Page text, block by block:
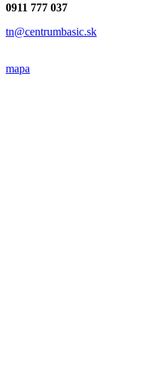
0911 777 037
tn@centrumbasic.sk
mapa